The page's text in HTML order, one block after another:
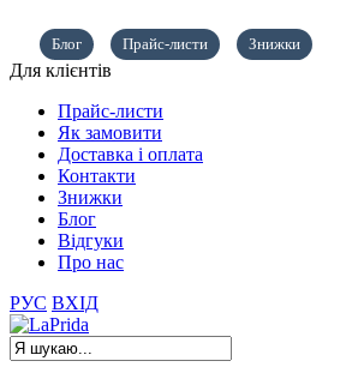
Блог Прайс-листи Знижки
Для клієнтів
Прайс-листи
Як замовити
Доставка і оплата
Контакти
Знижки
Блог
Відгуки
Про нас
РУС ВХІД